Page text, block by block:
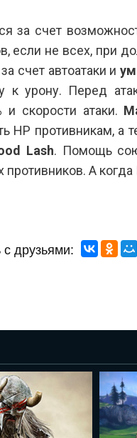
за счет
если не всех, при
счет автоатаки и
к урону. Перед
скорости атаки.
НР противникам, а
Lash. Помощь
противников. А
друзьями: